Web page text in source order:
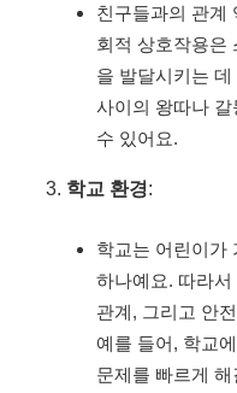
친구들과의 관계
회적 상호작용은
을 발달시키는
사이의 왕따나
수 있어요.
학교 환경:
학교는 어린이가
하나예요. 따라
관계, 그리고 안
예를 들어, 학교
문제를 빠르게